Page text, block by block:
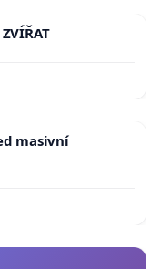
masivní